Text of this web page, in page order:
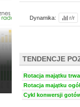
Dynamika: r/r
TENDENCJE
Rotacja majątku
Rotacja majątku
Cykl konwersji